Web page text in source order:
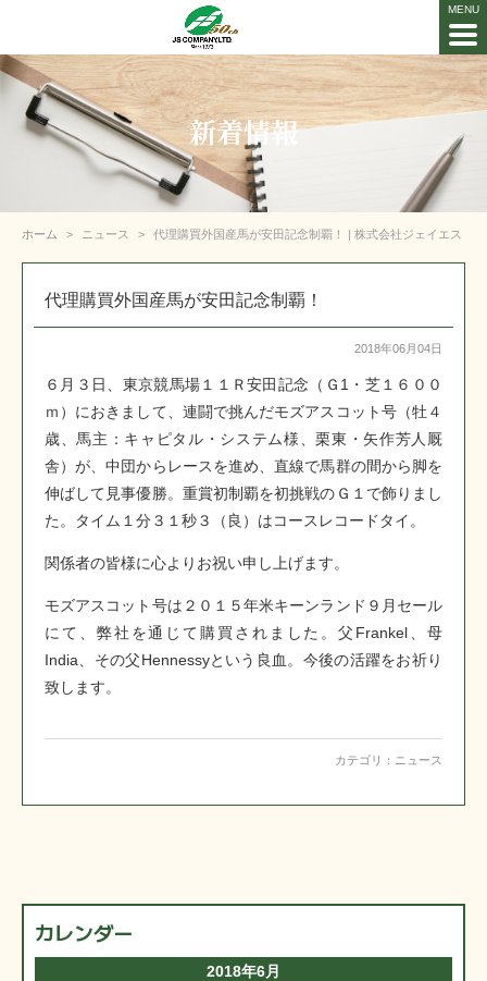
新着情報
ホーム ニュース 代理購買外国産馬が安田記念制覇！ | 株式会社ジェイエス
代理購買外国産馬が安田記念制覇！
2018年06月04日
６月３日、東京競馬場１１Ｒ安田記念（Ｇ1・芝１６００
ｍ）におきまして、連闘で挑んだモズアスコット号（牡４
歳、馬主：キャピタル・システム様、栗東・矢作芳人厩
舎）が、中団からレースを進め、直線で馬群の間から脚を
伸ばして見事優勝。重賞初制覇を初挑戦のＧ１で飾りまし
た。タイム１分３１秒３（良）はコースレコードタイ。
関係者の皆様に心よりお祝い申し上げます。
モズアスコット号は２０１５年米キーンランド９月セール
にて、弊社を通じて購買されました。父Frankel、母
India、その父Hennessyという良血。今後の活躍をお祈り
致します。
カテゴリ： ニュース
カレンダー
2018年6月